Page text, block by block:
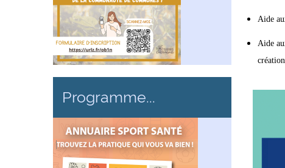
Aide
Aide
Programme...